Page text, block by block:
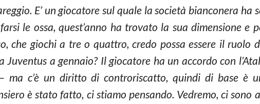
E’ un giocatore sul quale la società bianconera ha
le ossa, quest’anno ha trovato la sua dimensione e
che giochi a tre o quattro, credo possa essere il ruolo
a gennaio? Il giocatore ha un accordo con
– ma c’è un diritto di controriscatto, quindi di base è
è stato fatto, ci stiamo pensando. Vedremo, ci sono